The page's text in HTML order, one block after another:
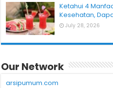
Ketahui 4
Kesehatan,
July 28, 2026
Our Network
arsipumum.com